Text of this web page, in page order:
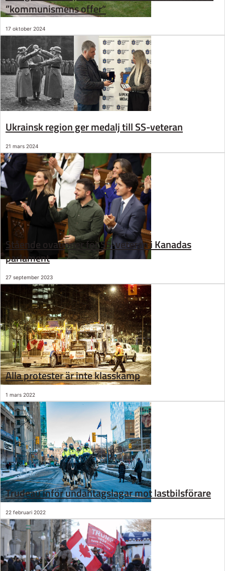
”kommunismens offer”
17 oktober 2024
Ukrainsk region ger medalj till SS-veteran
21 mars 2024
Stående ovationer för SS-veteran i Kanadas
parlament
27 september 2023
Alla protester är inte klasskamp
1 mars 2022
Trudeau inför undantagslagar mot lastbilsförare
22 februari 2022